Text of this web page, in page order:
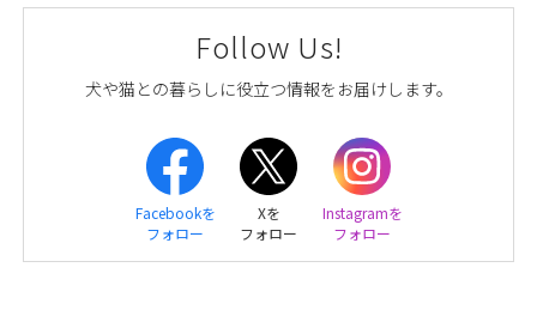
Follow Us!
犬や猫との暮らしに役立つ情報をお届けします。
Facebookを
フォロー
Xを
フォロー
Instagramを
フォロー